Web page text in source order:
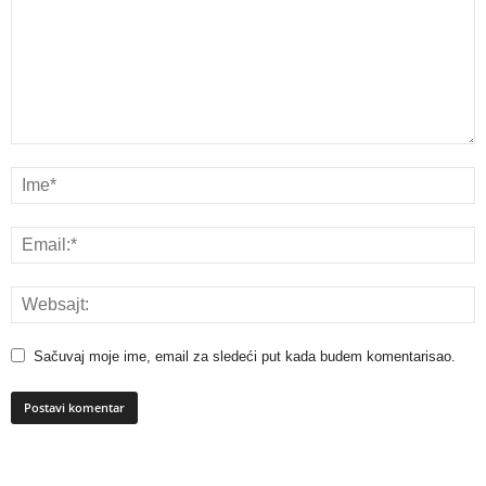
Sačuvaj moje ime, email za sledeći put kada budem komentarisao.